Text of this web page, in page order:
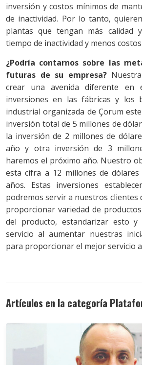
inversión y costos mínimos de
de inactividad. Por lo tanto,
plantas que tengan más calidad
tiempo de inactividad y menos
¿Podría contarnos sobre las
futuras de su empresa?Nuestra
crear una avenida diferente en
inversiones en las fábricas y los
industrial organizada de Çorum
inversión total de 5 millones de
la inversión de 2 millones de
año y otra inversión de 3
haremos el próximo año. Nuestro
esta cifra a 12 millones de
años. Estas inversiones
podremos servir a nuestros clientes
proporcionar variedad de
del producto, estandarizar esto y
servicio al aumentar nuestras
para proporcionar el mejor servicio
Artículos en la categoría